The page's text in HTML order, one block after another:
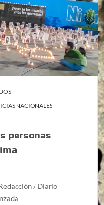
NACIONALES
personas
/ Diario